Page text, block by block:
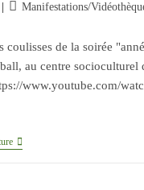
Manifestations/
coulisses de la soirée
au centre socioculturel
www.youtube.com/